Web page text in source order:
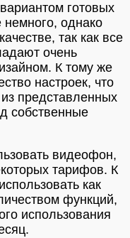
готовых
немного, однако
так как все
очень
К тому же
настроек, что
представленных
собственные
видеофон,
тарифов. К
как
функций,
использования